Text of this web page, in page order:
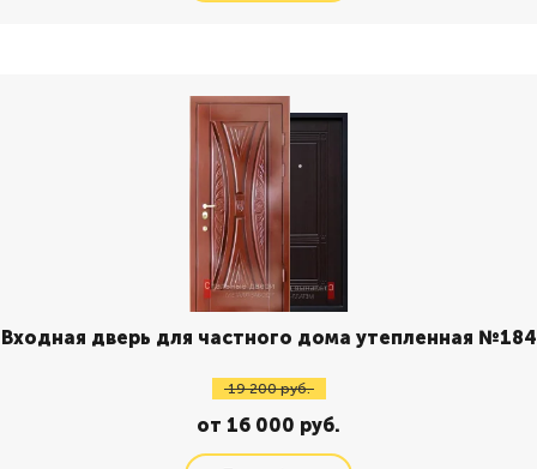
Входная дверь для частного дома утепленная №184
19 200 руб.
от 16 000 руб.